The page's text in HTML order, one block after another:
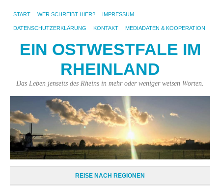
START WER SCHREIBT HIER? IMPRESSUM
DATENSCHUTZERKLÄRUNG KONTAKT MEDIADATEN & KOOPERATION
EIN OSTWESTFALE IM
RHEINLAND
Das Leben jenseits des Rheins in mehr oder weniger weisen Worten.
REISE NACH REGIONEN